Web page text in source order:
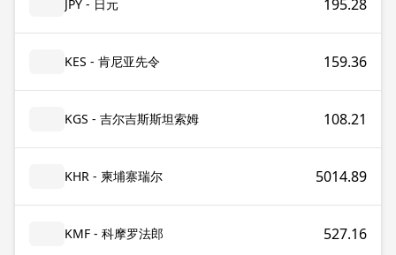
JPY - 日元 195.28
KES - 肯尼亚先令 159.36
KGS - 吉尔吉斯斯坦索姆 108.21
KHR - 柬埔寨瑞尔 5014.89
KMF - 科摩罗法郎 527.16